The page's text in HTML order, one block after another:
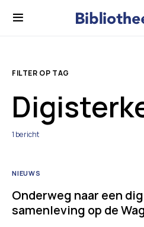
FILTER OP TAG
1 bericht
NIEUWS
Onderweg naar een
samenleving op de